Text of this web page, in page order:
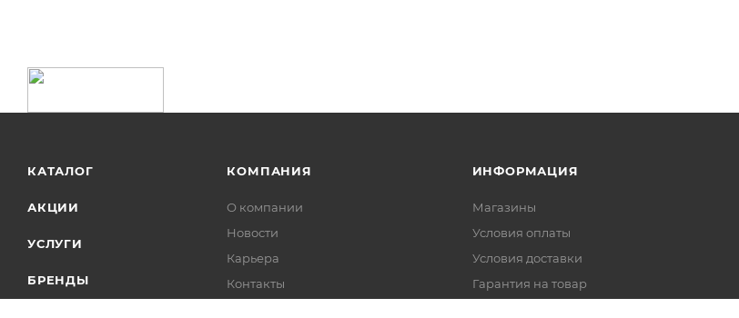
КАТАЛОГ
АКЦИИ
УСЛУГИ
БРЕНДЫ
КОМПАНИЯ
О компании
Новости
Карьера
Контакты
ИНФОРМАЦИЯ
Магазины
Условия оплаты
Условия доставки
Гарантия на товар